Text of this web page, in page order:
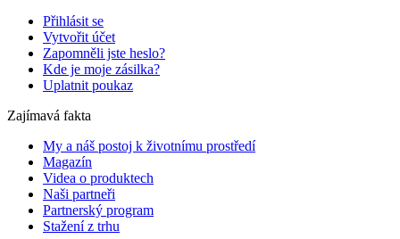
Přihlásit se
Vytvořit účet
Zapomněli jste heslo?
Kde je moje zásilka?
Uplatnit poukaz
Zajímavá fakta
My a náš postoj k životnímu prostředí
Magazín
Videa o produktech
Naši partneři
Partnerský program
Stažení z trhu